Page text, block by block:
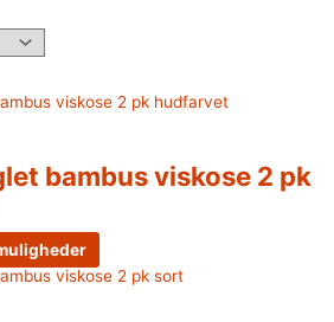
bambus viskose 2 pk